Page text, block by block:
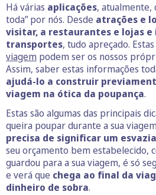
Há várias aplicações, atualmente,
toda” por nós. Desde atrações e
visitar, a restaurantes e lojas
transportes, tudo apreçado. Estas
viagem podem ser os nossos
Assim, saber estas informações
ajudá-lo a construir
viagem na ótica da poupança.
Estas são algumas das principais
queira poupar durante a sua
precisa de significar um
seu orçamento bem estabelecido,
guardou para a sua viagem, é só
e verá que chega ao final da
dinheiro de sobra.